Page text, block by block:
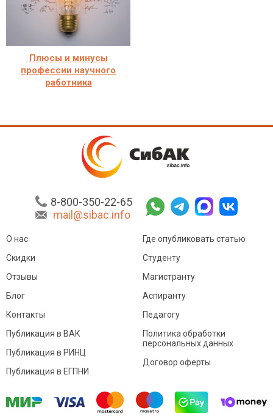
Плюсы и минусы
профессии научного
работника
8-800-350-22-65
mail@sibac.info
О нас
Скидки
Отзывы
Блог
Контакты
Где опубликовать статью
Студенту
Магистранту
Аспиранту
Педагогу
Публикация в ВАК
Публикация в РИНЦ
Публикация в ЕГПНИ
Политика обработки
персональных данных
Договор оферты